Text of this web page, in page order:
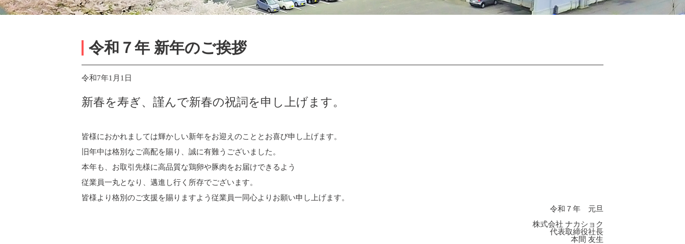
令和７年 新年のご挨拶
令和7年1月1日
新春を寿ぎ、謹んで新春の祝詞を申し上げます。
皆様におかれましては輝かしい新年をお迎えのこととお喜び申し上げます。
旧年中は格別なご高配を賜り、誠に有難うございました。
本年も、お取引先様に高品質な鶏卵や豚肉をお届けできるよう
従業員一丸となり、邁進し行く所存でございます。
皆様より格別のご支援を賜りますよう従業員一同心よりお願い申し上げます。
令和７年 元旦
株式会社 ナカショク
代表取締役社長
本間 友生